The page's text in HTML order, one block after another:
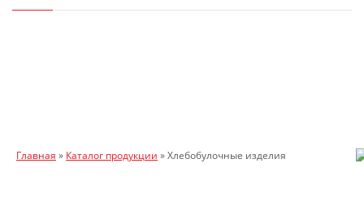
Главная » Каталог продукции »Хлебобулочные изделия